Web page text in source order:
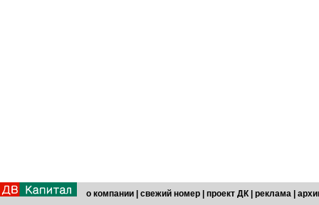
о компании свежий номер проект ДК реклама